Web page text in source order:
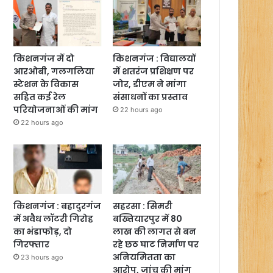
किशनगंज में दो
आरओबी, गलगलिया
स्टेशन के विकास
सहित कई रेल
परियोजनाओं की मांग
22 hours ago
किशनगंज : विद्यालयों
में शतरंज प्रशिक्षण पर
जोर, डीएम ने मांगा
संसाधनों का प्रस्ताव
22 hours ago
किशनगंज : बहादुरगंज
में अवैध लॉटरी गिरोह
का भंडाफोड़, दो
गिरफ्तार
23 hours ago
सहरसा : सिमरी
बख्तियारपुर में 80
लाख की लागत से बन
रहे छठ घाट निर्माण पर
अनियमितता का
आरोप, जांच की मांग